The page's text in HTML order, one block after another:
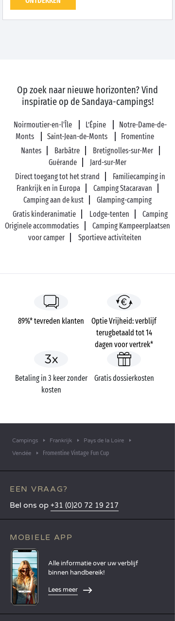
Op zoek naar nieuwe horizonten? Vind
inspiratie op de Sandaya-campings!
Noirmoutier-en-l'Île L’Épine
Notre-Dame-de-
Monts
Saint-Jean-de-Monts
Fromentine
Nantes
Barbâtre
Bretignolles-sur-Mer
Guérande
Jard-sur-Mer
Direct toegang tot het strand
Familiecamping in
Frankrijk en in Europa
Camping Stacaravan
Camping aan de kust
Glamping-camping
Gratis kinderanimatie
Lodge-tenten
Camping
Originele accommodaties
Camping Kampeerplaatsen
voor camper
Sportieve activiteiten
89%* tevreden klanten
Optie Vrijheid: verblijf
terugbetaald tot 14
dagen voor vertrek*
Betaling in 3 keer zonder
kosten
Gratis dossierkosten
Campings Frankrijk
Pays de la Loire
Vendée
Fromentine Vintage Fun Cup
EEN VRAAG?
Bel ons op +31 (0)20 72 19 217
MOBIELE APP
Alle informatie over uw verblijf
binnen handbereik!
Lees meer